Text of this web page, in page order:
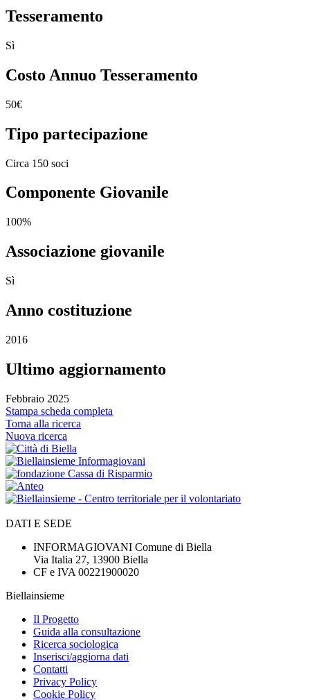
Tesseramento
Sì
Costo Annuo Tesseramento
50€
Tipo partecipazione
Circa 150 soci
Componente Giovanile
100%
Associazione giovanile
Sì
Anno costituzione
2016
Ultimo aggiornamento
Febbraio 2025
Stampa scheda completa
Torna alla ricerca
Nuova ricerca
DATI E SEDE
INFORMAGIOVANI Comune di Biella
Via Italia 27, 13900 Biella
CF e IVA 00221900020
Biellainsieme
Il Progetto
Guida alla consultazione
Ricerca sociologica
Inserisci/aggiorna dati
Contatti
Privacy Policy
Cookie Policy